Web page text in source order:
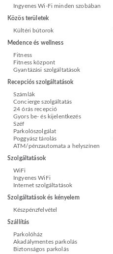
Ingyenes Wi-Fi minden szobában
Közös területek
Kültéri bútorok
Medence és wellness
Fitness
Fitness központ
Gyantázási szolgáltatások
Recepciós szolgáltatások
Számlák
Concierge szolgáltatás
24 órás recepció
Gyors be- és kijelentkezés
Széf
Parkolószolgálat
Poggyász tárolás
ATM/pénzautomata a helyszínen
Szolgáltatások
WiFi
Ingyenes WiFi
Internet szolgáltatások
Szolgáltatások és kényelem
Készpénzfelvétel
Szállítás
Parkolóház
Akadálymentes parkolás
Biztonságos parkolás